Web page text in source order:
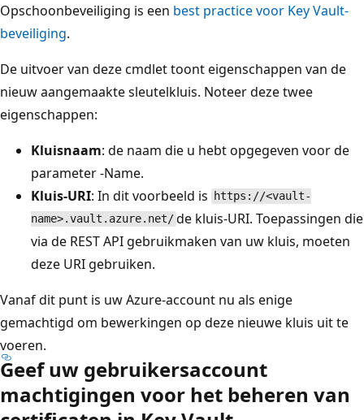
Opschoonbeveiliging is een best practice voor Key Vault-
beveiliging.
De uitvoer van deze cmdlet toont eigenschappen van de
nieuw aangemaakte sleutelkluis. Noteer deze twee
eigenschappen:
Kluisnaam: de naam die u hebt opgegeven voor de
parameter -Name.
Kluis-URI: In dit voorbeeld is
https://<vault-
name>.vault.azure.net/de kluis-URI. Toepassingen die
via de REST API gebruikmaken van uw kluis, moeten
deze URI gebruiken.
Vanaf dit punt is uw Azure-account nu als enige
gemachtigd om bewerkingen op deze nieuwe kluis uit te
voeren.
Geef uw gebruikersaccount
machtigingen voor het beheren van